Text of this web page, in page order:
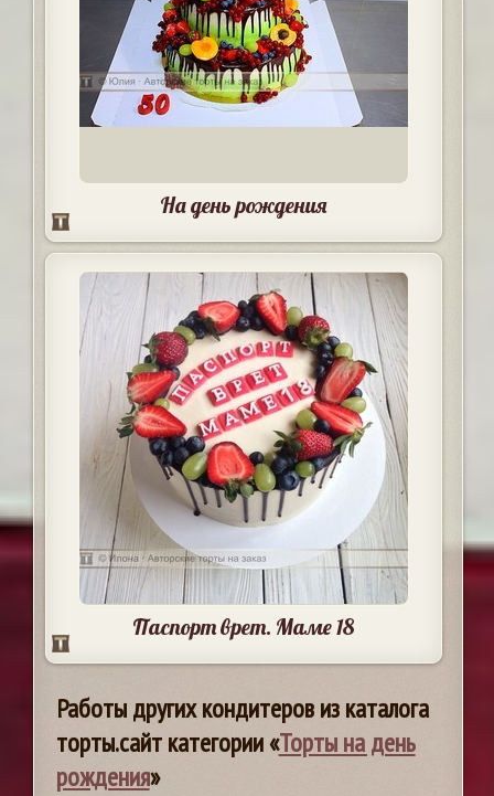
На день рождения
Паспорт врет. Маме 18
Работы других кондитеров из каталога
торты.сайт категории «Торты на день
рождения»